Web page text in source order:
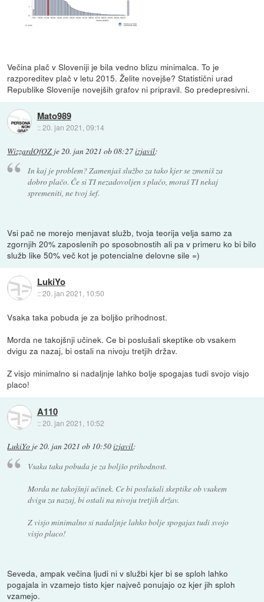
Večina plač v Sloveniji je bila vedno blizu minimalca. To je
razporeditev plač v letu 2015. Želite novejše? Statistični urad
Republike Slovenije novejših grafov ni pripravil. So predepresivni.
Mato989
::20. jan 2021, 09:14
WizzardOfOZ je20. jan 2021 ob 08:27izjavil:
In kaj je problem? Zamenjaš službo za tako kjer se zmeniš za
dobro plačo. Če si TI nezadovoljen s plačo, moraš TI nekaj
spremeniti, ne tvoj šef.
Vsi pač ne morejo menjavat služb, tvoja teorija velja samo za
zgornjih 20% zaposlenih po sposobnostih ali pa v primeru ko bi bilo
služb like 50% več kot je potencialne delovne sile =)
LukiYo
::20. jan 2021, 10:50
Vsaka taka pobuda je za boljšo prihodnost.
Morda ne takojšnji učinek. Ce bi poslušali skeptike ob vsakem
dvigu za nazaj, bi ostali na nivoju tretjih držav.
Z visjo minimalno si nadaljnje lahko bolje spogajas tudi svojo visjo
placo!
A110
::20. jan 2021, 10:52
LukiYo je20. jan 2021 ob 10:50izjavil:
Vsaka taka pobuda je za boljšo prihodnost.
Morda ne takojšnji učinek. Ce bi poslušali skeptike ob vsakem
dvigu za nazaj, bi ostali na nivoju tretjih držav.
Z visjo minimalno si nadaljnje lahko bolje spogajas tudi svojo
visjo placo!
Seveda, ampak večina ljudi ni v službi kjer bi se sploh lahko
pogajala in vzamejo tisto kjer največ ponujajo oz kjer jih sploh
vzamejo.